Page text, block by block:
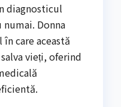
diagnosticul
Donna
care această
vieți, oferind